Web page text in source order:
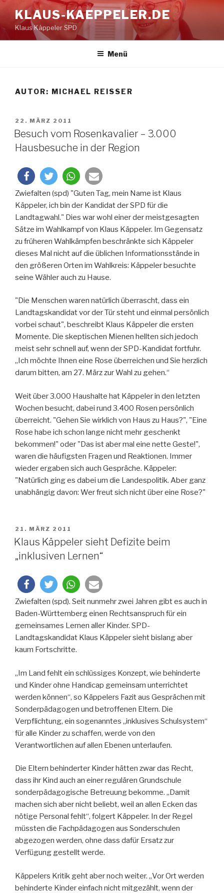
Inhalt
springen
KLAUS-KAEPPELER.DE
Klaus Käppeler SPD
Menü
AUTOR: MICHAEL REISSER
VERÖFFENTLICHT
AM
22. MÄRZ 2011
Besuch vom Rosenkavalier – 3.000
Hausbesuche in der Region
Zwiefalten (spd) "Guten Tag, mein Name ist Klaus
Käppeler, ich bin der Kandidat der SPD für die
Landtagwahl." Dies war wohl einer der meistgesagten
Sätze im Wahlkampf von Klaus Käppeler. Im Gegensatz
zu früheren Wahlkämpfen beschränkte sich Käppeler
dieses Mal nicht auf die üblichen Informationsstände in
den größeren Orten im Wahlkreis: Käppeler besuchte
seine Wähler auch zu Hause.
"Die Menschen waren natürlich überrascht, dass ein
Landtagskandidat vor der Tür steht und einmal persönlich
vorbei schaut", beschreibt Klaus Käppeler die ersten
Momente. Die skeptischen Mienen hellten sich jedoch
meist sehr schnell auf, wenn der SPD-Kandidat fortfuhr.
„Ich möchte Ihnen eine Rose überreichen und Sie herzlich
darum bitten, am 27. März zur Wahl zu gehen.“
Weit über 3.000 Haushalte hat Käppeler in den letzten
Wochen besucht, dabei rund 3.400 Rosen persönlich
überreicht. "Gehen Sie wirklich von Haus zu Haus?", "Eine
Rose habe ich schon lange nicht mehr geschenkt
bekommen!" oder "Das ist aber mal eine nette Geste!",
waren die häufigsten Fragen und Reaktionen. Immer
wieder ergaben sich auch Gespräche. Käppeler:
"Natürlich ging es dabei um die Landespolitik. Aber ganz
unabhängig davon: Wer freut sich nicht über eine Rose?"
VERÖFFENTLICHT
AM
21. MÄRZ 2011
Klaus Käppeler sieht Defizite beim
„inklusiven Lernen“
Zwiefalten (spd). Seit nunmehr zwei Jahren gibt es auch in
Baden-Württemberg einen Rechtsanspruch für ein
gemeinsames Lernen aller Kinder. SPD-
Landtagskandidat Klaus Käppeler sieht bislang aber
kaum Fortschritte.
„Im Land fehlt ein schlüssiges Konzept, wie behinderte
und Kinder ohne Handicap gemeinsam unterrichtet
werden können“, so Käppelers Fazit aus Gesprächen mit
Sonderpädagogen und betroffenen Eltern. Die
Verpflichtung, ein sogenanntes „inklusives Schulsystem“
für alle Kinder zu schaffen, werde von den
Verantwortlichen auf allen Ebenen unterlaufen.
Die Eltern behinderter Kinder hätten zwar das Recht,
dass ihr Kind auch an einer regulären Grundschule
sonderpädagogische Betreuung bekomme. „Damit
machen sich aber nicht beliebt, weil an allen Ecken das
nötige Personal fehlt“, folgert Käppeler. In der Regel
müssten die Fachpädagogen aus Sonderschulen
abgezogen werden, ohne dass dafür Ersatz zur
Verfügung gestellt werde.
Käppelers Kritik geht aber noch weiter. „Vor Ort werden
behinderte Kinder einfach nicht mitgezählt, wenn der